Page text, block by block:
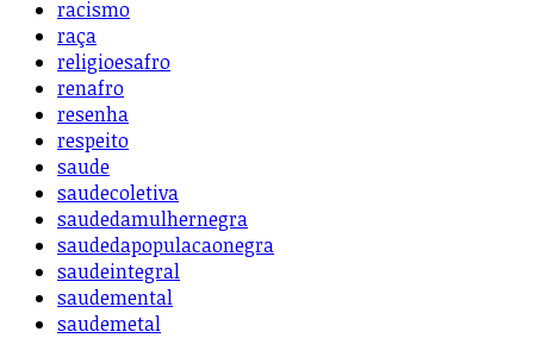
racismo
raça
religioesafro
renafro
resenha
respeito
saude
saudecoletiva
saudedamulhernegra
saudedapopulacaonegra
saudeintegral
saudemental
saudemetal